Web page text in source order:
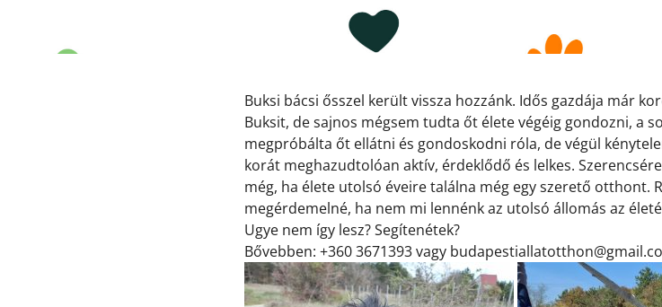
Buksi bácsi ősszel került vissza hozzánk. Idős gazdája már
Buksit, de sajnos mégsem tudta őt élete végéig gondozni, a
megpróbálta őt ellátni és gondoskodni róla, de végül
korát meghazudtolóan aktív, érdeklődő és lelkes.
még, ha élete utolsó éveire találna még egy szerető otthont.
megérdemelné, ha nem mi lennénk az utolsó állomás az
Ugye nem így lesz? Segítenétek?
Bővebben: +360 3671393 vagy